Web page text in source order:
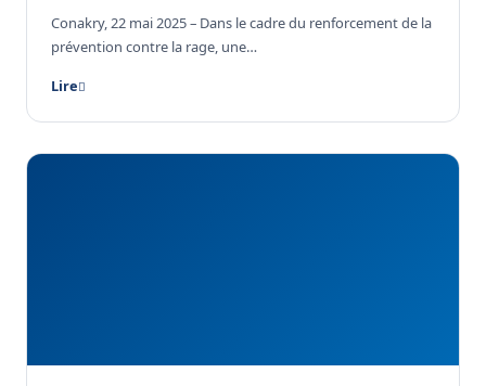
Conakry, 22 mai 2025 – Dans le cadre du renforcement de la
prévention contre la rage, une…
Lire